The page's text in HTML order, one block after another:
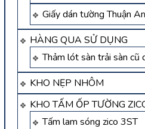
Giấy dán tường Thuận An
HÀNG QUA SỬ DỤNG
Thảm lót sàn trải sàn cũ
KHO NẸP NHÔM
KHO TẤM ỐP TƯỜNG
Tấm lam sóng zico 3ST